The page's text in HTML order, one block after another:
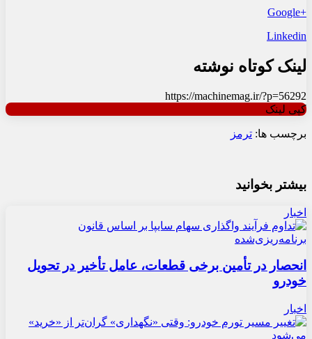
+Google
Linkedin
لینک کوتاه نوشته
https://machinemag.ir/?p=56292
کپی لینک
برچسب ها: ترمز
بیشتر بخوانید
اخبار
انحصار در تأمین برخی قطعات، عامل تأخیر در تحویل
خودرو
اخبار